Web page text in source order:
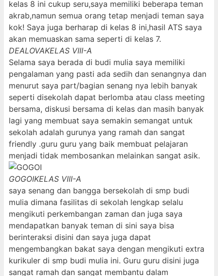
kelas 8 ini cukup seru,saya memiliki beberapa teman
akrab,namun semua orang tetap menjadi teman saya
kok! Saya juga berharap di kelas 8 ini,hasil ATS saya
akan memuaskan sama seperti di kelas 7.
DEALOVAKELAS VIII-A
Selama saya berada di budi mulia saya memiliki
pengalaman yang pasti ada sedih dan senangnya dan
menurut saya part/bagian senang nya lebih banyak
seperti disekolah dapat berlomba atau class meeting
bersama, diskusi bersama di kelas dan masih banyak
lagi yang membuat saya semakin semangat untuk
sekolah adalah gurunya yang ramah dan sangat
friendly .guru guru yang baik membuat pelajaran
menjadi tidak membosankan melainkan sangat asik.
GOGOIKELAS VIII-A
saya senang dan bangga bersekolah di smp budi
mulia dimana fasilitas di sekolah lengkap selalu
mengikuti perkembangan zaman dan juga saya
mendapatkan banyak teman di sini saya bisa
berinteraksi disini dan saya juga dapat
mengembangkan bakat saya dengan mengikuti extra
kurikuler di smp budi mulia ini. Guru guru disini juga
sangat ramah dan sangat membantu dalam